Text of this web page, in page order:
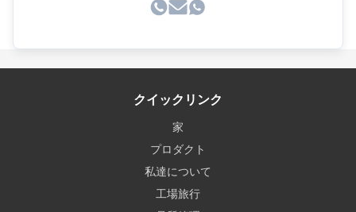
クイックリンク
家
プロダクト
私達について
工場旅行